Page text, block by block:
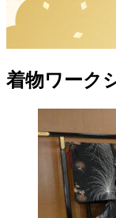
着物ワーク